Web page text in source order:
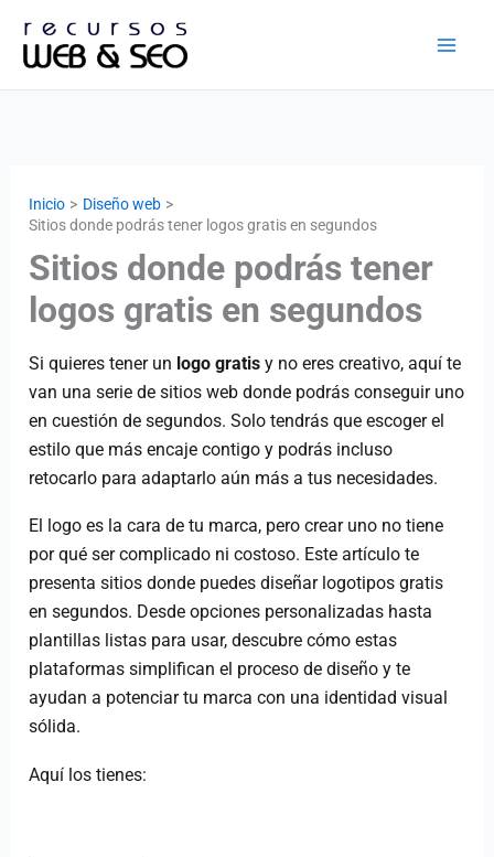
Inicio
Diseño web
Sitios donde podrás tener logos gratis en segundos
Sitios donde podrás tener
logos gratis en segundos
Si quieres tener un logo gratis y no eres creativo, aquí te
van una serie de sitios web donde podrás conseguir uno
en cuestión de segundos. Solo tendrás que escoger el
estilo que más encaje contigo y podrás incluso
retocarlo para adaptarlo aún más a tus necesidades.
El logo es la cara de tu marca, pero crear uno no tiene
por qué ser complicado ni costoso. Este artículo te
presenta sitios donde puedes diseñar logotipos gratis
en segundos. Desde opciones personalizadas hasta
plantillas listas para usar, descubre cómo estas
plataformas simplifican el proceso de diseño y te
ayudan a potenciar tu marca con una identidad visual
sólida.
Aquí los tienes: